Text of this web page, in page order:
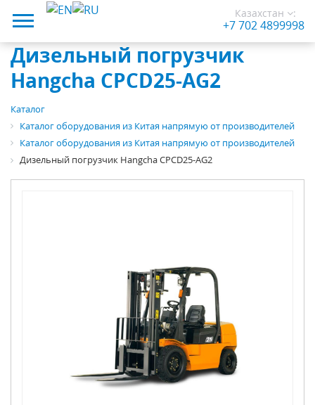
Казахстан
+7 702 4899998
:
Дизельный погрузчик
Hangcha CPCD25-AG2
Каталог
Каталог оборудования из Китая напрямую от производителей
Каталог оборудования из Китая напрямую от производителей
Дизельный погрузчик Hangcha CPCD25-AG2